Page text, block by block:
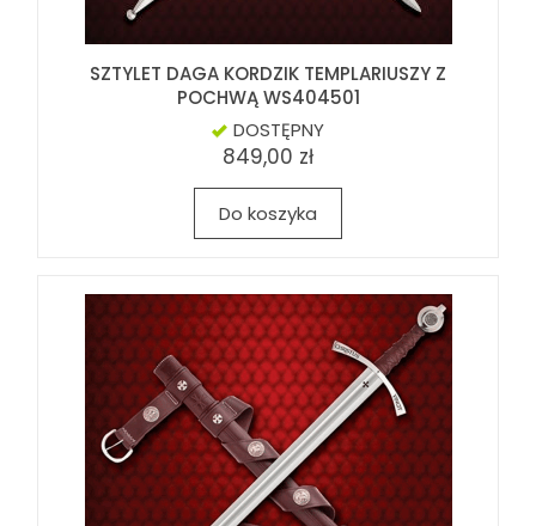
SZTYLET DAGA KORDZIK TEMPLARIUSZY Z
POCHWĄ WS404501
DOSTĘPNY
849,00 zł
Do koszyka